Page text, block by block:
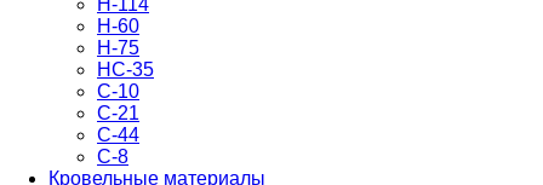
Н-114
Н-60
Н-75
НС-35
С-10
С-21
С-44
С-8
Кровельные материалы